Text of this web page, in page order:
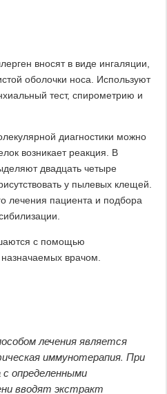
вносят в виде ингаляции,
оболочки носа. Используют
тест, спирометрию и
диагностики можно
возникает реакция. В
двадцать четыре
у пылевых клещей.
лечения пациента и подбора
с помощью
врачом.
лечения является
иммунотерапия. При
с определенными
вводят экстракт